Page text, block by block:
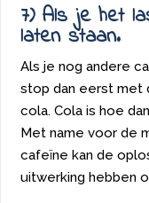
7) Als je het
laten staan.
Als je nog andere
stop dan eerst met
cola. Cola is hoe
Met name voor de
cafeïne kan de
uitwerking hebben